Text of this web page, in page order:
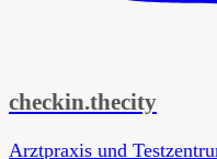
checkin.thecity
Arztpraxis und